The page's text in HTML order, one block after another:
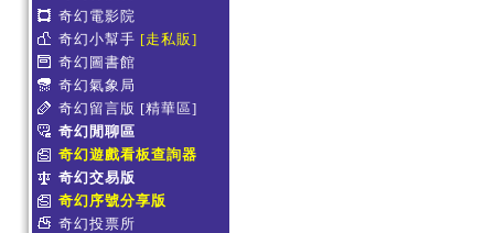
奇幻電影院
奇幻小幫手 [走私販]
奇幻圖書館
奇幻氣象局
奇幻留言版 [精華區]
奇幻閒聊區
奇幻遊戲看板查詢器
奇幻交易版
奇幻序號分享版
奇幻投票所